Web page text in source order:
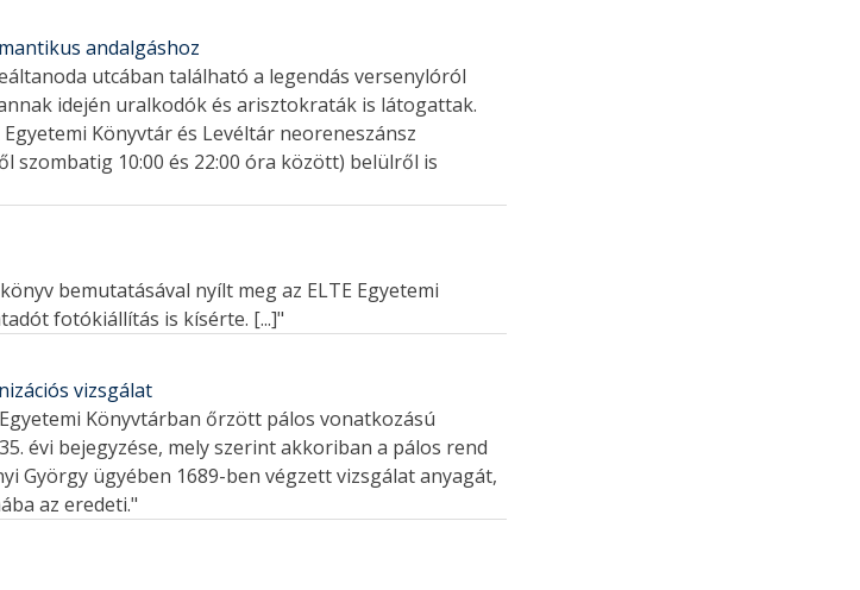
andalgáshoz
utcában található a legendás versenylóról
idején uralkodók és arisztokraták is látogattak.
Könyvtár és Levéltár neoreneszánsz
10:00 és 22:00 óra között) belülről is
bemutatásával nyílt meg az ELTE Egyetemi
fotókiállítás is kísérte. [...]"
vizsgálat
Könyvtárban őrzött pálos vonatkozású
évi bejegyzése, mely szerint akkoriban a pálos rend
György ügyében 1689-ben végzett vizsgálat anyagát,
az eredeti."